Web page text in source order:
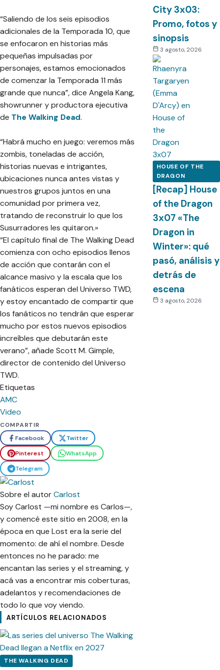
“Saliendo de los seis episodios
adicionales de la Temporada 10, que
se enfocaron en historias más
pequeñas impulsadas por
personajes, estamos emocionados
de comenzar la Temporada 11 más
grande que nunca”, dice Angela Kang,
showrunner y productora ejecutiva
de The Walking Dead.
“Habrá mucho en juego: veremos más
zombis, toneladas de acción,
historias nuevas e intrigantes,
ubicaciones nunca antes vistas y
nuestros grupos juntos en una
comunidad por primera vez,
tratando de reconstruir lo que los
Susurradores les quitaron.»
“El capítulo final de The Walking Dead
comienza con ocho episodios llenos
de acción que contarán con el
alcance masivo y la escala que los
fanáticos esperan del Universo TWD,
y estoy encantado de compartir que
los fanáticos no tendrán que esperar
mucho por estos nuevos episodios
increíbles que debutarán este
verano”, añade Scott M. Gimple,
director de contenido del Universo
TWD.
Etiquetas
AMC
Video
COMPARTIR
Facebook
Twitter
Pinterest
WhatsApp
Telegram
Sobre el autorCarlost
Soy Carlost —mi nombre es Carlos—,
y comencé este sitio en 2008, en la
época en que Lost era la serie del
momento: de ahí el nombre. Desde
entonces no he parado: me
encantan las series y el streaming, y
acá vas a encontrar mis coberturas,
adelantos y recomendaciones de
todo lo que voy viendo.
ARTÍCULOS RELACIONADOS
THE WALKING DEAD
City 3x03:
Promo, fotos y
sinopsis
3 agosto, 2026
HOUSE OF THE
DRAGON
[Recap] House
of the Dragon
3x07 «The
Dragon in
Winter»: qué
pasó, análisis y
detrás de
escena
3 agosto, 2026